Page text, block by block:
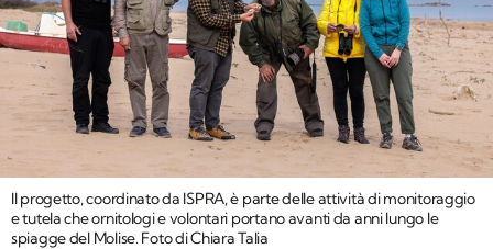
Il progetto, coordinato da ISPRA, è parte delle attività di monitoraggio
e tutela che ornitologi e volontari portano avanti da anni lungo le
spiagge del Molise. Foto di Chiara Talia